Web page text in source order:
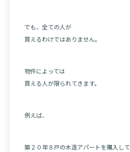
でも、全ての人が
買えるわけではありません。
物件によっては
買える人が限られてきます。
例えば、
築２０年８戸の木造アパートを購入して